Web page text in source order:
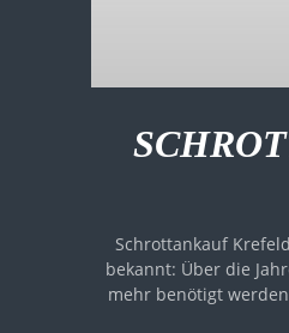
Schrottankauf Krefeld – Für
bekannt: Über die
mehr benötigt